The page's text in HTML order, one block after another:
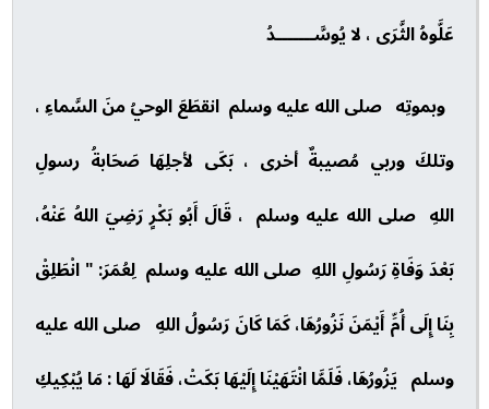
عَلَّوهُ الثَّرَى ، لا يُوسَّـــــــدُ
وبموتِه صلى الله عليه وسلم انقطَعَ الوحيُ منَ السَّماءِ ،
وتلكَ وربي مُصيبةٌ أخرى ، بَكَى لأجلِهَا صَحَابةُ رسولِ
اللهِ صلى الله عليه وسلم ، قَالَ أَبُو بَكْرٍ رَضِيَ اللهُ عَنْهُ،
بَعْدَ وَفَاةِ رَسُولِ اللهِ صلى الله عليه وسلم لِعُمَرَ: " انْطَلِقْ
بِنَا إِلَى أُمِّ أَيْمَنَ نَزُورُهَا، كَمَا كَانَ رَسُولُ اللهِ صلى الله عليه
وسلم يَزُورُهَا، فَلَمَّا انْتَهَيْنَا إِلَيْهَا بَكَتْ، فَقَالَا لَهَا : مَا يُبْكِيكِ